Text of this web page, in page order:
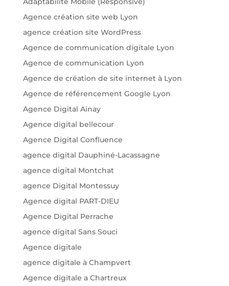
Agence création site web Lyon
agence création site WordPress
Agence de communication digitale Lyon
Agence de communication Lyon
Agence de création de site internet à Lyon
Agence de référencement Google Lyon
Agence Digital Ainay
Agence digital bellecour
Agence Digital Confluence
agence digital Dauphiné-Lacassagne
agence digital Montchat
agence Digital Montessuy
Agence digital PART-DIEU
Agence Digital Perrache
agence digital Sans Souci
Agence digitale
agence digitale à Champvert
Agence digitale a Chartreux